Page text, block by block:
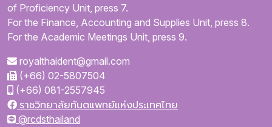
of Proficiency Unit, press 7.
For the Finance, Accounting and Supplies Unit, press 8.
For the Academic Meetings Unit, press 9.
royalthaident@gmail.com
(+66) 02-5807504
(+66) 081-2557945
ราชวิทยาลัยทันตแพทย์แห่งประเทศไทย
@rcdsthailand